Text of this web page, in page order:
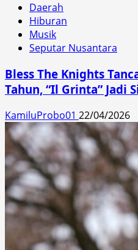
Daerah
Hiburan
Musik
Seputar Nusantara
Bless The Knights
Tahun, “Il Grinta” Jadi
KamiluProbo01 22/04/2026